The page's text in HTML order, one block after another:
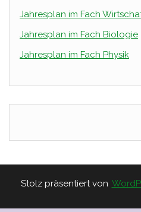
Jahresplan im Fach
Jahresplan im Fach Biologie
Jahresplan im Fach Physik
Stolz präsentiert von